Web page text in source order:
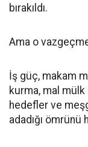
bırakıldı.
Ama o
İş güç, makam
kurma, mal
hedefler ve
adadığı